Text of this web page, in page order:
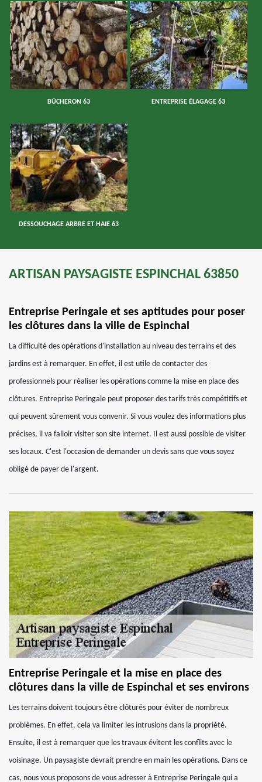
BÛCHERON 63 ENTREPRISE ÉLAGAGE 63
DESSOUCHAGE ARBRE ET HAIE 63
ARTISAN PAYSAGISTE ESPINCHAL 63850
Entreprise Peringale et ses aptitudes pour poser
les clôtures dans la ville de Espinchal
La difficulté des opérations d'installation au niveau des terrains et des
jardins est à remarquer. En effet, il est utile de contacter des
professionnels pour réaliser les opérations comme la mise en place des
clôtures. Entreprise Peringale peut proposer des tarifs très compétitifs et
qui peuvent sûrement vous convenir. Si vous voulez des informations plus
précises, il va falloir visiter son site internet. Il est aussi possible de visiter
ses locaux. C'est l'occasion de demander un devis sans que vous soyez
obligé de payer de l'argent.
Entreprise Peringale et la mise en place des
clôtures dans la ville de Espinchal et ses environs
Les terrains doivent toujours être clôturés pour éviter de nombreux
problèmes. En effet, cela va limiter les intrusions dans la propriété.
Ensuite, il est à remarquer que les travaux évitent les conflits avec le
voisinage. Un paysagiste devrait prendre en main les opérations. Dans ce
cas, nous vous proposons de vous adresser à Entreprise Peringale qui a